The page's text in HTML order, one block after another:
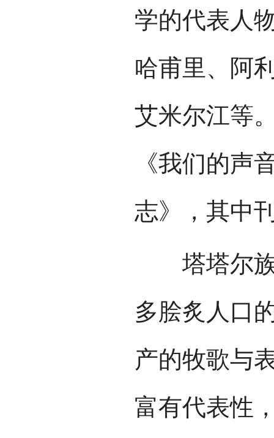
学的代表人
哈甫里、阿
艾米尔江等
《我们的声
志》，其中
塔塔尔族
多脍炙人口
产的牧歌与
富有代表性